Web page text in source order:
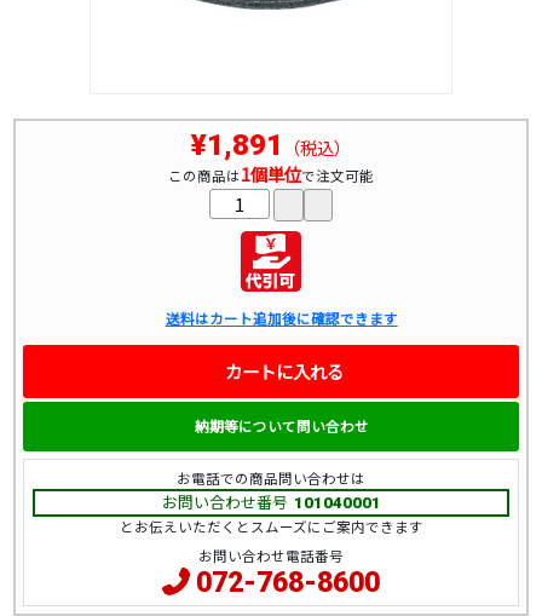
¥1,891 （税込）
この商品は1個単位で注文可能
送料はカート追加後に確認できます
カートに入れる
納期等について問い合わせ
お電話での商品問い合わせは
お問い合わせ番号 101040001
とお伝えいただくとスムーズにご案内できます
お問い合わせ電話番号
072-768-8600